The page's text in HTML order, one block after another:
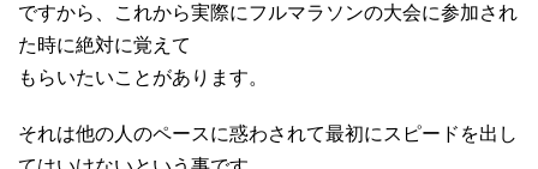
ですから、これから実際にフルマラソンの大会に参加され
た時に絶対に覚えて
もらいたいことがあります。
それは他の人のペースに惑わされて最初にスピードを出し